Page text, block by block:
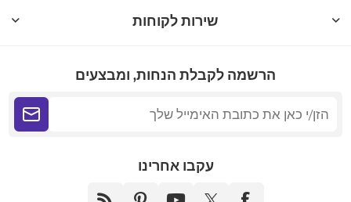
שירות לקוחות
הרשמה לקבלת הנחות, ומבצעים
עקבו אחרינו